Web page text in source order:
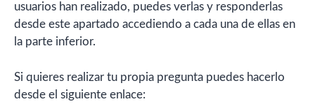
usuarios han realizado, puedes verlas y responderlas
desde este apartado accediendo a cada una de ellas en
la parte inferior.
Si quieres realizar tu propia pregunta puedes hacerlo
desde el siguiente enlace: